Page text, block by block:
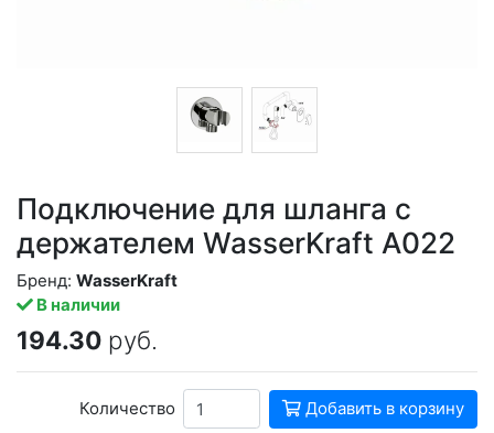
Подключение для шланга с
держателем WasserKraft A022
В наличии
Бренд: WasserKraft
194.30 руб.
Количество Добавить в корзину